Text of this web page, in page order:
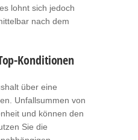
lohnt sich jedoch
nach dem
Konditionen
über eine
Unfallsummen von
und können den
Sie die